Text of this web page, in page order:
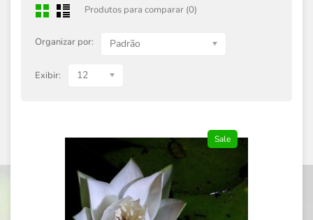
Produtos para comparar (0)
Organizar por: Padrão
Exibir: 12
Sale